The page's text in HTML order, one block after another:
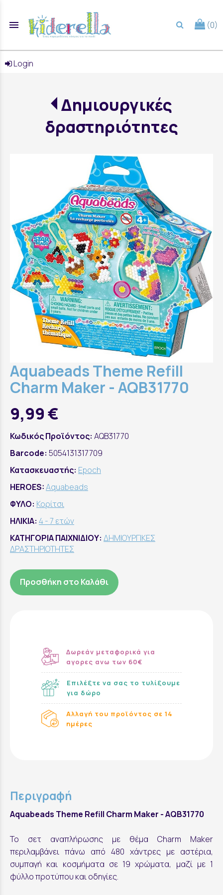
menu (0)
Login
Δημιουργικές
δραστηριότητες
Aquabeads Theme Refill
Charm Maker - AQB31770
9,99 €
Κωδικός Προϊόντος: AQB31770
Barcode: 5054131317709
Κατασκευαστής: Epoch
HEROES:Aquabeads
ΦΥΛΟ: Κορίτσι
ΗΛΙΚΙΑ: 4 - 7 ετών
ΚΑΤΗΓΟΡΙΑ ΠΑΙΧΝΙΔΙΟΥ: ΔΗΜΙΟΥΡΓΙΚΕΣ
ΔΡΑΣΤΗΡΙΟΤΗΤΕΣ
Προσθήκη στο Καλάθι
Δωρεάν μεταφορικά για
αγορες ανω των 60€
Επιλέξτε να σας το τυλίξουμε
για δώρο
Αλλαγή του προϊόντος σε 14
ημέρες
Περιγραφή
Aquabeads Theme Refill Charm Maker - AQB31770
Το σετ αναπλήρωσης με θέμα Charm Maker
περιλαμβάνει πάνω από 480 χάντρες με αστέρια,
συμπαγή και κοσμήματα σε 19 χρώματα, μαζί με 1
φύλλο προτύπου και οδηγίες.